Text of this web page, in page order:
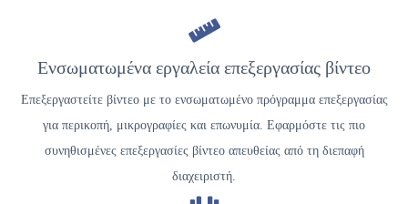
Ενσωματωμένα εργαλεία επεξεργασίας βίντεο
Επεξεργαστείτε βίντεο με το ενσωματωμένο πρόγραμμα επεξεργασίας
για περικοπή, μικρογραφίες και επωνυμία. Εφαρμόστε τις πιο
συνηθισμένες επεξεργασίες βίντεο απευθείας από τη διεπαφή
διαχειριστή.